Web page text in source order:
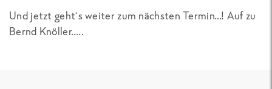
Und jetzt geht´s weiter zum nächsten Termin…! Auf zu
Bernd Knöller…..